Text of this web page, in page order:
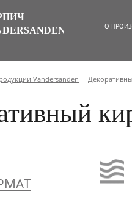
О
Vandersanden